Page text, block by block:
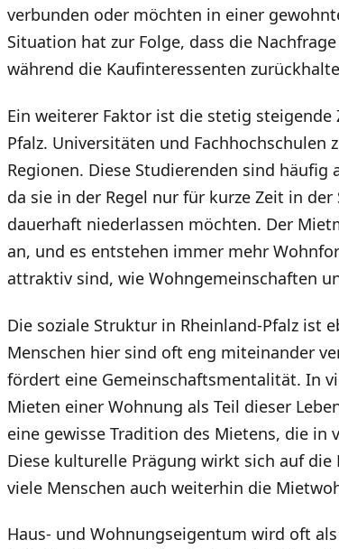
verbunden oder möchten in einer
Situation hat zur Folge, dass die
während die Kaufinteressenten
Ein weiterer Faktor ist die stetig steigende
Pfalz. Universitäten und Fachhochschulen
Regionen. Diese Studierenden sind
da sie in der Regel nur für kurze Zeit in
dauerhaft niederlassen möchten. Der
an, und es entstehen immer mehr
attraktiv sind, wie Wohngemeinschaften
Die soziale Struktur in Rheinland-Pfalz ist
Menschen hier sind oft eng miteinander
fördert eine Gemeinschaftsmentalität. In
Mieten einer Wohnung als Teil dieser
eine gewisse Tradition des Mietens, die in
Diese kulturelle Prägung wirkt sich auf
viele Menschen auch weiterhin die
Haus- und Wohnungseigentum wird oft